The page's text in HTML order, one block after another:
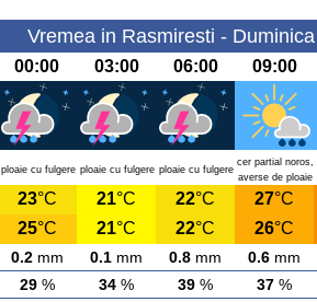
Vremea in Rasmiresti -
00:00 03:00 06:00 09:00
ploaie cu fulgere ploaie cu fulgere ploaie cu fulgere
cer partial noros,
averse de ploaie
23°C 21°C 22°C 27°C
25°C 21°C 22°C 26°C
0.2 mm 0.1 mm 0.8 mm 0.6 mm
29 % 34 % 39 % 37 %